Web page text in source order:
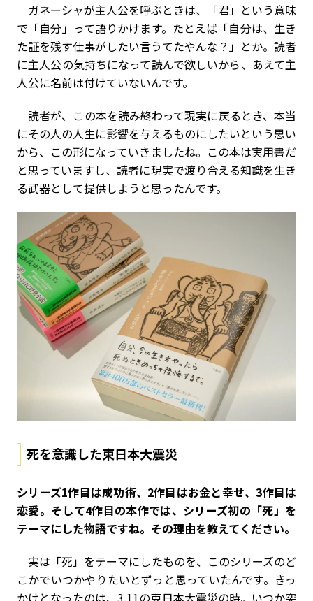
ガネーシャが主人公を呼ぶときは、「君」という意味
で「自分」って語りかけます。たとえば「自分は、生き
た証を残す仕事がしたい言うてたやんな？」とか。読者
に主人公の気持ちになって読んで欲しいから、あえて主
人公に名前は付けていないんです。
読者が、この本を読み終わって現実に戻るとき、本当
にその人の人生に影響を与えるものにしたいという思い
から、この形になっていきましたね。この本は実用書だ
と思っていますし、読者に現実で渡り合える知識を生き
る武器として提供しようと思ったんです。
死を意識した東日本大震災
――シリーズ1作目は成功術、2作目はお金と幸せ、3作目は
恋愛。そして4作目の本作では、シリーズ初の「死」を
テーマにした物語ですね。その理由を教えてください。
実は「死」をテーマにしたものを、このシリーズのど
こかでいつかやりたいとずっと思っていたんです。きっ
かけとなったのは、3.11の東日本大震災の時。いつか突